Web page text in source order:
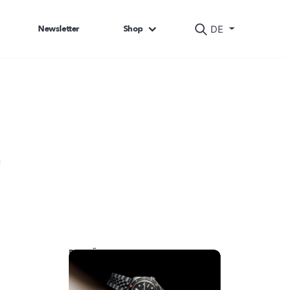
DE
Newsletter Shop
DAS KÖNNTE SIE AUCH INTERESSIEREN: